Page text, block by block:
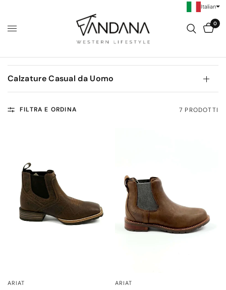
0
Calzature Casual da Uomo
FILTRA E ORDINA 7 PRODOTTI
ARIAT ARIAT
Italian